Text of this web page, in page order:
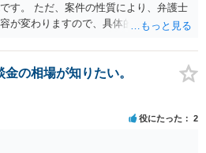
す。 ただ、案件の性質により、弁護士
が変わりますので、具体的な状況と共
の相場が知りたい。
役にたった 2